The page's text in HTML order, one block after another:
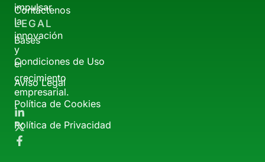
impulsar
la
innovación
y
el
crecimiento
empresarial.
Contáctenos
LEGAL
Bases
Condiciones de Uso
Aviso Legal
Política de Cookies
Política de Privacidad